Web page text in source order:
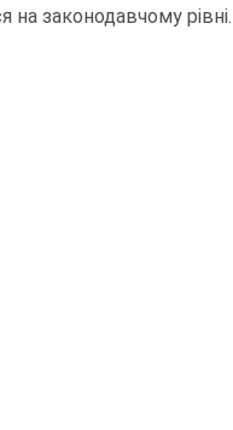
законодавчому рівні.